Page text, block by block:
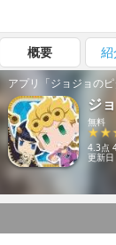
概要
アプリ「ジョジョの
ジ
無料
4.3点
更新